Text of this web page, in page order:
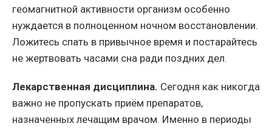
геомагнитной активности организм особенно
нуждается в полноценном ночном восстановлении.
Ложитесь спать в привычное время и постарайтесь
не жертвовать часами сна ради поздних дел.
Лекарственная дисциплина. Сегодня как никогда
важно не пропускать приём препаратов,
назначенных лечащим врачом. Именно в периоды